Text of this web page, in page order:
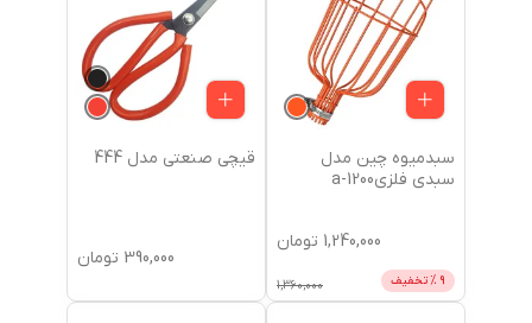
سبدمیوه چین مدل
سبدی فلزیa-1200
1,240,000 تومان
9 % تخفیف 1,360,000
قیچی صنعتی مدل 444
390,000 تومان